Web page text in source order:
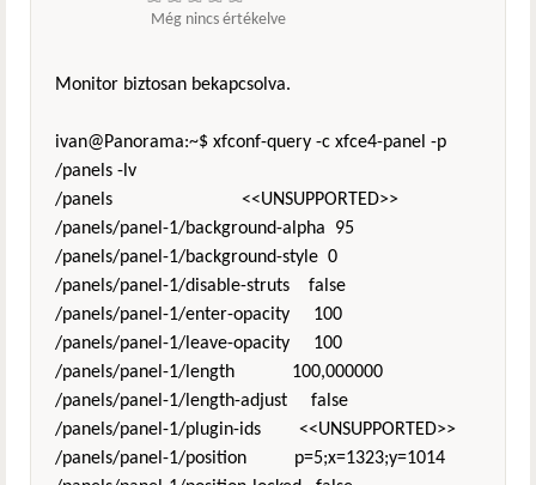
Még nincs értékelve
Monitor biztosan bekapcsolva.
ivan@Panorama:~$ xfconf-query -c xfce4-panel -p
/panels -lv
/panels <<UNSUPPORTED>>
/panels/panel-1/background-alpha 95
/panels/panel-1/background-style 0
/panels/panel-1/disable-struts false
/panels/panel-1/enter-opacity 100
/panels/panel-1/leave-opacity 100
/panels/panel-1/length 100,000000
/panels/panel-1/length-adjust false
/panels/panel-1/plugin-ids <<UNSUPPORTED>>
/panels/panel-1/position p=5;x=1323;y=1014